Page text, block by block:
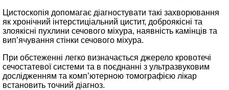
Цистоскопія допомагає діагностувати такі захворювання
як хронічний інтерстиціальний цистит, доброякісні та
злоякісні пухлини сечового міхура, наявність камінців та
вип’ячування стінки сечового міхура.
При обстеженні легко визначається джерело кровотечі
сечостатевої системи та в поєднанні з ультразвуковим
дослідженням та комп’ютерною томографією лікар
встановить точний діагноз.